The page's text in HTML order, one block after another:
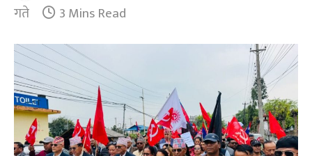
गते
3 Mins Read